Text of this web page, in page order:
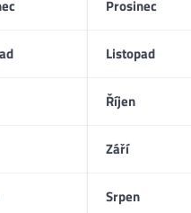
Prosinec
Listopad
Říjen
Září
Srpen